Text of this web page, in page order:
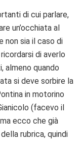
di cui parlare,
un’occhiata al
non sia il caso di
di averlo
almeno quando
si deve sorbire la
in motorino
(facevo il
ecco che già
rubrica, quindi